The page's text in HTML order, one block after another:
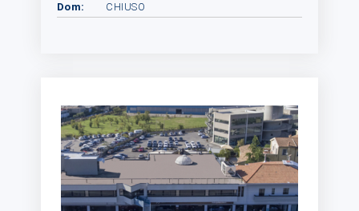
Dom: CHIUSO